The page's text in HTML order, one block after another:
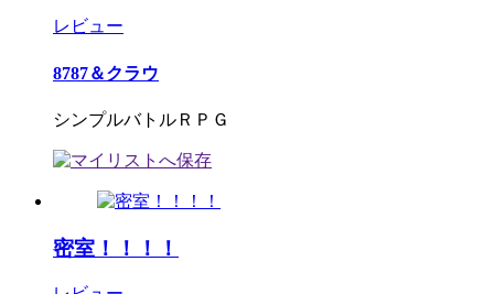
レビュー
8787＆クラウ
シンプルバトルＲＰＧ
密室！！！！